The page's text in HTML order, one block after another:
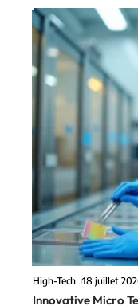
High-Tech 18 juillet
Innovative Micro